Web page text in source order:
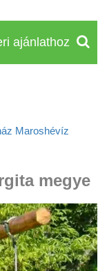
ajánlathoz
Maroshévíz
megye